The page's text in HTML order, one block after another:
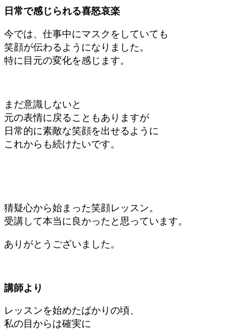
日常で感じられる喜怒哀楽
今では、仕事中にマスクを していても
笑顔が伝わるようになりました。
特に目元の変化を感じます。
まだ意識しないと
元の表情に戻ることもありますが
日常的に素敵な笑顔を出せるように
これからも続けたいです。
猜疑心から始まった笑顔レッスン。
受講して本当に良かったと思っています。
ありがとうございました。
講師より
レッスンを始めたばかりの頃、
私の目からは確実に